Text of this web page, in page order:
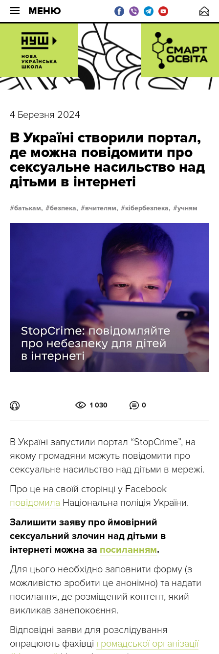
МЕНЮ
4 Березня 2024
В Україні створили портал,
де можна повідомити про
сексуальне насильство над
дітьми в інтернеті
батькам, безпека, вчителям, кібербезпека, учням
1 030 0
В Україні запустили портал “StopCrime”, на
якому громадяни можуть повідомити про
сексуальне насильство над дітьми в мережі.
Про це на своїй сторінці у Facebook
повідомила Національна поліція України.
Залишити заяву про ймовірний
сексуальний злочин над дітьми в
інтернеті можна за посиланням.
Для цього необхідно заповнити форму (з
можливістю зробити це анонімно) та надати
посилання, де розміщений контент, який
викликав занепокоєння.
Відповідні заяви для розслідування
опрацюють фахівці громадської організації